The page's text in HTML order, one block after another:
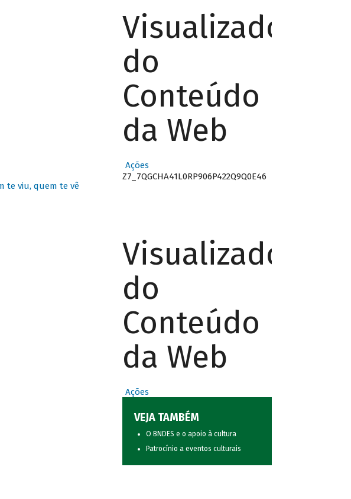
te viu, quem te vê
Visualizador
do
Conteúdo
da Web
Ações
Z7_7QGCHA41L0RP906P422Q9Q0E46
Visualizador
do
Conteúdo
da Web
Ações
VEJA TAMBÉM
O BNDES e o apoio à cultura
Patrocínio a eventos culturais